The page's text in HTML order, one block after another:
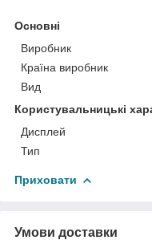
Основні
Виробник
Країна виробник
Вид
Користувальницькі
Дисплей
Тип
Приховати
Умови доставки